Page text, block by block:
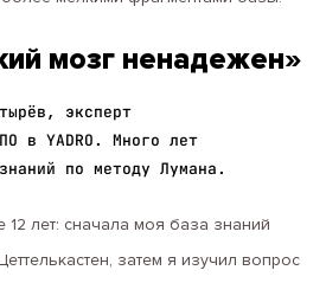
мозг ненадежен»
эксперт
в YADRO. Много лет
по методу Лумана.
лет: сначала моя база знаний
затем я изучил вопрос